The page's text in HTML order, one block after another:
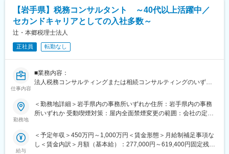
・仕様検討
・デジタル地図整備工程への自動化に向けた業務分析
・RPA導入による自動化推進
【配属部署】
メンバー：20～30名
【入社実績】
以下のような経験をお持ちの方が当社に入社しています。
・SE職（20代）
進捗管理経験あり。
・GISデータ制作（30代）
成経験あり。
【岩手県】税務コンサルタント ～40代以上活躍中／
セカンドキャリアとしての入社多数～
辻・本郷税理士法人
正社員 転勤なし
仕事内容
■業務内容：
法人税務コンサルティングまたは相続コンサルティングのいずれ
法人向け税務コンサルティング
・法人顧問業務（月次・決算・申告書作成など）
・財務諸表の精査による、適用可能な税法・規制の確認
・節税対策やリスク回避の方法など税務戦略の策定
勤務地
＜勤務地詳細＞岩手県内の事務所いずれか住所：岩手県内の事務
所いずれか 受動喫煙対策：屋内全面禁煙変更の範囲：会社の定め
給与
＜予定年収＞450万円～1,000万円＜賃金形態＞月給制補足事項な
し＜賃金内訳＞月額（基本給）：277,000円～619,400円固定残業